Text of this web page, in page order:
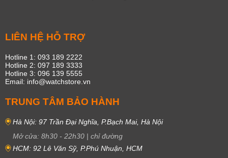
LIÊN HỆ HỖ TRỢ
Hotline 1: 093 189 2222
Hotline 2: 097 189 3333
Hotline 3: 096 139 5555
Email: info@watchstore.vn
TRUNG TÂM BẢO HÀNH
Hà Nội: 97 Trần Đại Nghĩa, P.Bạch Mai, Hà Nội
Mở cửa: 8h30 - 22h30 | chỉ đường
HCM: 92 Lê Văn Sỹ, P.Phú Nhuận, HCM